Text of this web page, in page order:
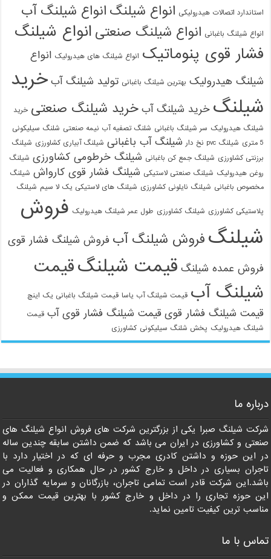
استاندارد اتصالات هیدرولیکی انواع شیلنگ انواع شیلنگ آب
انواع شیلنگ باغبانی انواع شیلنگ صنعتی انواع شیلنگ
فشار قوی پنوماتیک انواع شیلنگ های هیدرولیک انواع
شیلنگ هیدرولیک بهترین شیلنگ باغبانی تولید شیلنگ آب خرید
شیلنگ خرید شیلنگ آب خرید شیلنگ صنعتی خرید
شیلنگ هیدرولیک سر شیلنگ باغبانی شلنگ تصفیه آب نیمه صنعتی شلنگ سیلیکونی
5 متری
شیلنگ pvc نخ دار شیلنگ آب باغبانی شیلنگ آبیاری کشاورزی شیلنگ
برزنتی کشاورزی شیلنگ جمع کن باغبانی شیلنگ خرطومی کشاورزی شیلنگ
روغن هیدرولیک شیلنگ صنعتی لاستیکی شیلنگ فشار قوی کارواش شیلنگ
مخصوص باغبانی شیلنگ نایلونی کشاورزی شیلنگ های لاستیکی یک لا سیم شیلنگ
پلاستیکی کشاورزی شیلنگ کشاورزی طول عمر شیلنگ هیدرولیک فروش
شیلنگ فروش شیلنگ آب فروش شیلنگ فشار قوی
فروش عمده شیلنگ قیمت شیلنگقیمت
شیلنگ آب قیمت شیلنگ آب یاسا قیمت شیلنگ باغبانی یک اینچ
قیمت شیلنگ فشار قوی قیمت شیلنگ فشار قوی آب قیمت
شیلنگ هیدرولیک پخش شلنگ سیلیکونی کشاورزی
درباره ما
شرکت شیلنگ صبرا یکی از بزرگترین شرکت های فروش انواع شیلنگ های
صنعتی و کشاورزی در ایران می باشد که ضمن داشتن سابقه چندین ساله
در این حوزه و داشتن کادری مجرب و حرفه ای که در اختیار دارد با
تاجران بسیاری در داخل و خارج کشور در حال همکاری و فعالیت می
باشد.این شرکت قادر است تمامی تاجران، بازرگانان و سرمایه گذاران در
این حوزه تجاری را در داخل و خارج کشور با بهترین قیمت ممکن و
مناسب ترین کیفیت تامین نماید.
تماس با ما